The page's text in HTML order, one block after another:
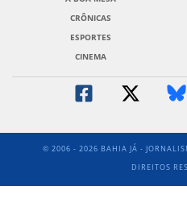
CRÔNICAS
ESPORTES
CINEMA
© 2006 - 2026 BAHIA JÁ -
DIREITOS